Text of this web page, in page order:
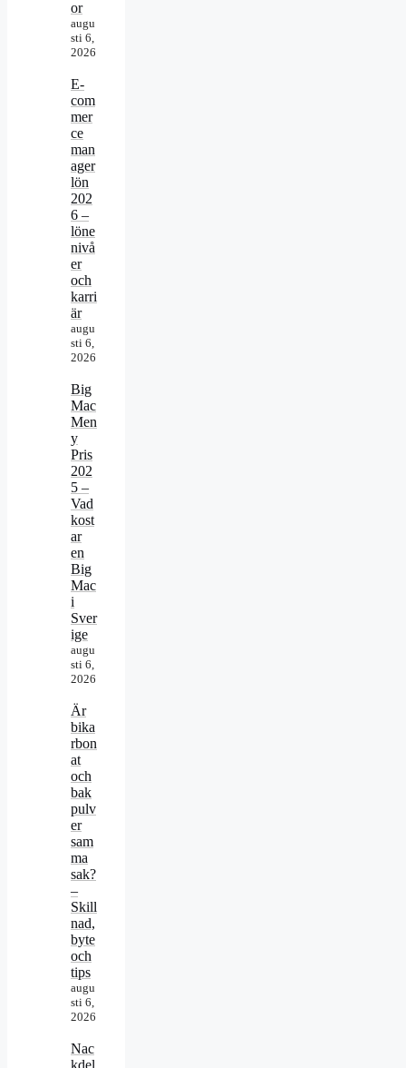
or
augu
sti 6,
2026
E-
com
mer
ce
man
ager
lön
202
6 –
löne
nivå
er
och
karri
är
augu
sti 6,
2026
Big
Mac
Men
y
Pris
202
5 –
Vad
kost
ar
en
Big
Mac
i
Sver
ige
augu
sti 6,
2026
Är
bika
rbon
at
och
bak
pulv
er
sam
ma
sak?
–
Skill
nad,
byte
och
tips
augu
sti 6,
2026
Nac
kdel